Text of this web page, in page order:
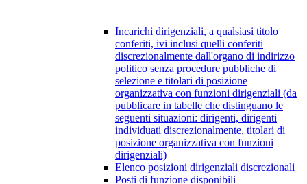
Incarichi dirigenziali, a qualsiasi titolo
conferiti, ivi inclusi quelli conferiti
discrezionalmente dall'organo di indirizzo
politico senza procedure pubbliche di
selezione e titolari di posizione
organizzativa con funzioni dirigenziali (da
pubblicare in tabelle che distinguano le
seguenti situazioni: dirigenti, dirigenti
individuati discrezionalmente, titolari di
posizione organizzativa con funzioni
dirigenziali)
Elenco posizioni dirigenziali discrezionali
Posti di funzione disponibili